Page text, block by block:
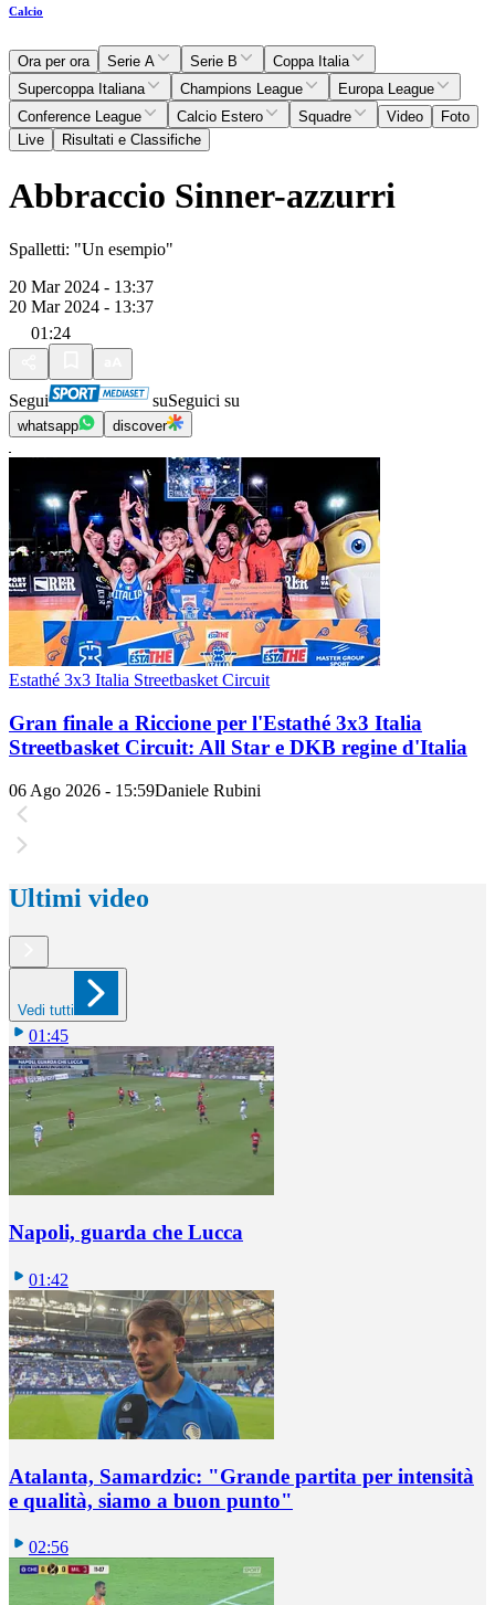
Calcio
Ora per ora Serie A Serie B
Coppa Italia
Supercoppa Italiana
Champions League
Europa League
Conference League
Calcio Estero Squadre Video
Foto
Live
Risultati e Classifiche
Abbraccio Sinner-azzurri
Spalletti: "Un esempio"
20 Mar 2024 - 13:37
20 Mar 2024 - 13:37
01:24
Segui suSeguici su
whatsapp discover
Estathé 3x3 Italia Streetbasket Circuit
Gran finale a Riccione per l'Estathé 3x3 Italia
Streetbasket Circuit: All Star e DKB regine d'Italia
06 Ago 2026 - 15:59Daniele Rubini
Ultimi video
Vedi tutti
01:45
Napoli, guarda che Lucca
01:42
Atalanta, Samardzic: "Grande partita per intensità
e qualità, siamo a buon punto"
02:56